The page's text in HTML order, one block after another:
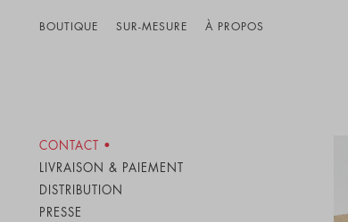
BOUTIQUE SUR-MESURE À PROPOS
CONTACT
LIVRAISON & PAIEMENT
DISTRIBUTION
PRESSE